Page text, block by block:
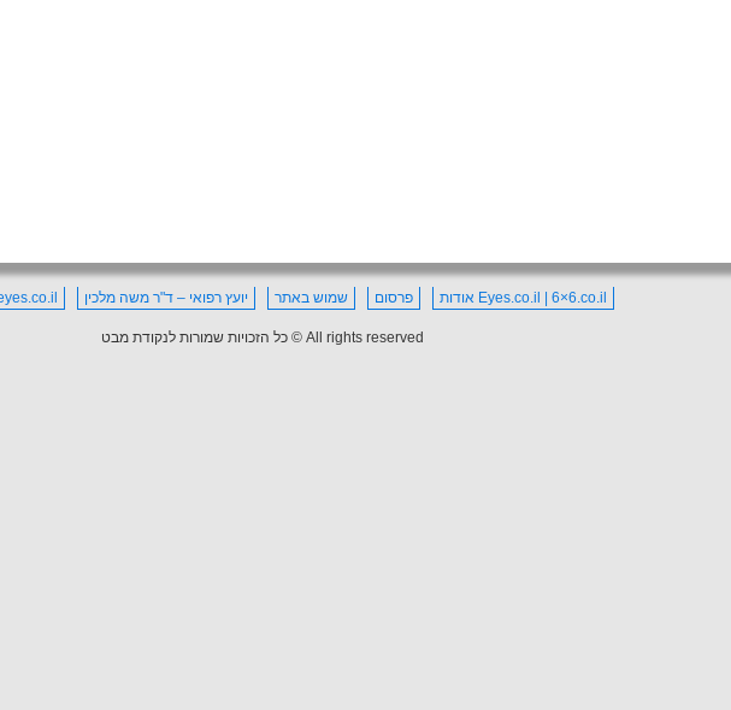
Eyes.co.il | 6×6.co.il אודות פרסום שמוש באתר יועץ רפואי – ד"ר משה מלכין
All rights reserved © כל הזכויות שמורות לנקודת מבט